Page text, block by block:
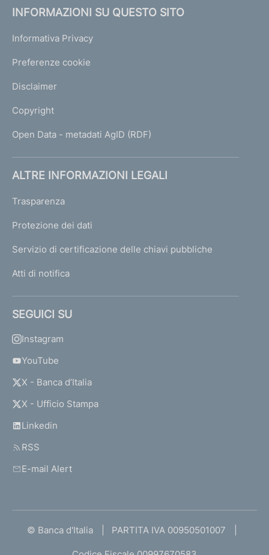
INFORMAZIONI SU QUESTO SITO
Informativa Privacy
Preferenze cookie
Disclaimer
Copyright
Open Data - metadati AgID (RDF)
ALTRE INFORMAZIONI LEGALI
Trasparenza
Protezione dei dati
Servizio di certificazione delle chiavi pubbliche
Atti di notifica
SEGUICI SU
Instagram
YouTube
X - Banca d’Italia
X - Ufficio Stampa
Linkedin
RSS
E-mail Alert
© Banca d'Italia PARTITA IVA 00950501007